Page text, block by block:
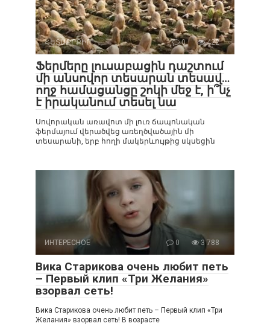
ՀԵՏԱՔՐՔԻՐ 0 422
Ֆերմերը լուսաբացին դաշտում
մի անսովոր տեսարան տեսավ…
ողջ համացանցը շոկի մեջ է, ի՞նչ
է իրականում տեսել նա
Սովորական առավոտ մի լուռ ճապոնական
ֆերմայում վերածվեց առեղծվածային մի
տեսարանի, երբ հողի մակերևույթից սկսեցին
ИНТЕРЕСНОЕ 0 3 788
Вика Старикова очень любит петь
– Первый клип «Три Желания»
взорвал сеть!
Вика Старикова очень любит петь – Первый клип «Три
Желания» взорвал сеть! В возрасте